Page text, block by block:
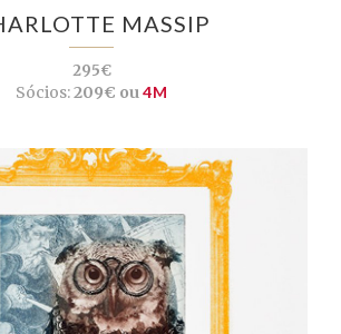
MASSIP
295€
Sócios:209€ ou4M